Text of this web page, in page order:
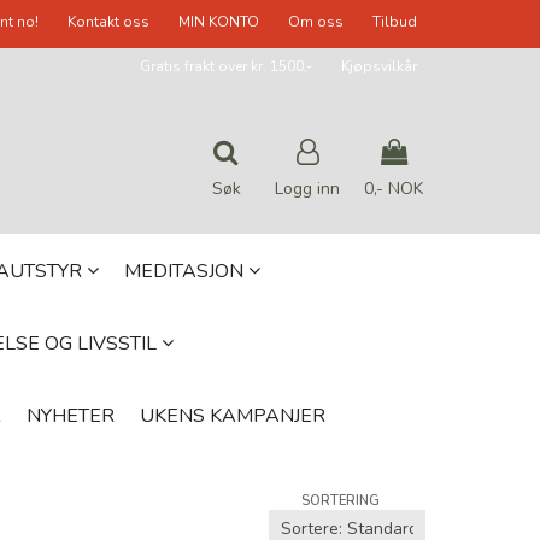
no! Kontakt oss MIN KONTO Om oss Tilbud
Gratis frakt over kr. 1500,- Kjøpsvilkår
Søk Logg inn 0,- NOK
MEDITASJON
OG LIVSSTIL
NYHETER UKENS KAMPANJER
SORTERING